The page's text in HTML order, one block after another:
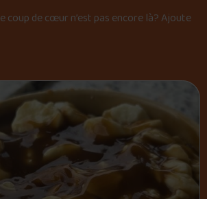
coup de cœur n’est pas encore là? Ajoute